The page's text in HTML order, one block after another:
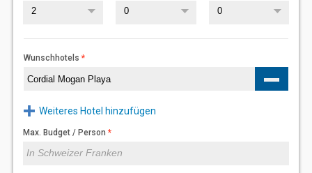
2 0 0
Wunschhotels
Weiteres Hotel hinzufügen
Max. Budget / Person